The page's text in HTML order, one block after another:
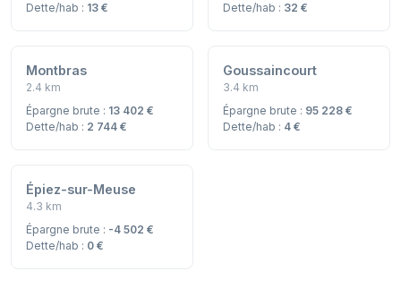
Dette/hab : 13 €
Dette/hab : 32 €
Montbras
2.4 km
Épargne brute : 13 402 €
Dette/hab : 2 744 €
Goussaincourt
3.4 km
Épargne brute : 95 228 €
Dette/hab : 4 €
Épiez-sur-Meuse
4.3 km
Épargne brute : -4 502 €
Dette/hab : 0 €